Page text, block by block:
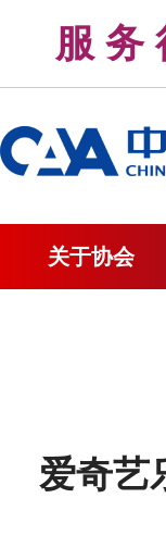
服
关于协会
爱奇艺